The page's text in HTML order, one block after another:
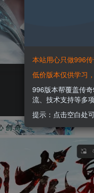
模
本站用心只做996
低价版本仅供学习
996版本帮覆盖传
流、技术支持等多
提示：点击空白处